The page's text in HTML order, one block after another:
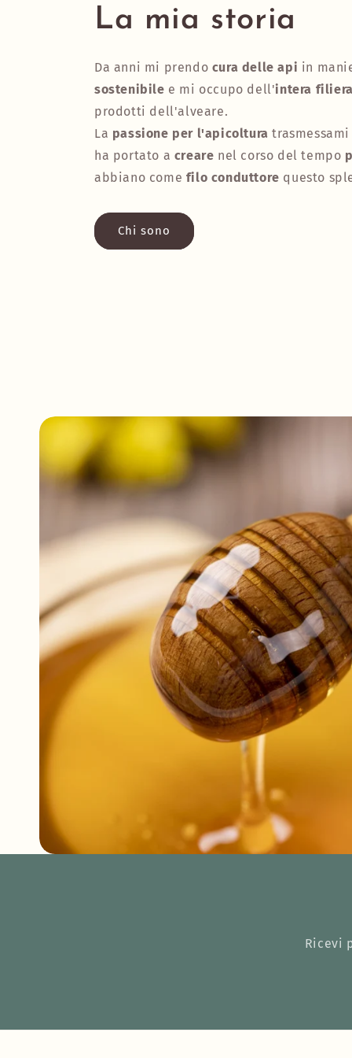
La mia storia
Da anni mi prendo cura delle api in
sostenibile e mi occupo dell'intera
prodotti dell'alveare.
La passione per l'apicoltura
ha portato a creare nel corso del tempo
abbiano come filo conduttore questo
Chi sono
Ricevi